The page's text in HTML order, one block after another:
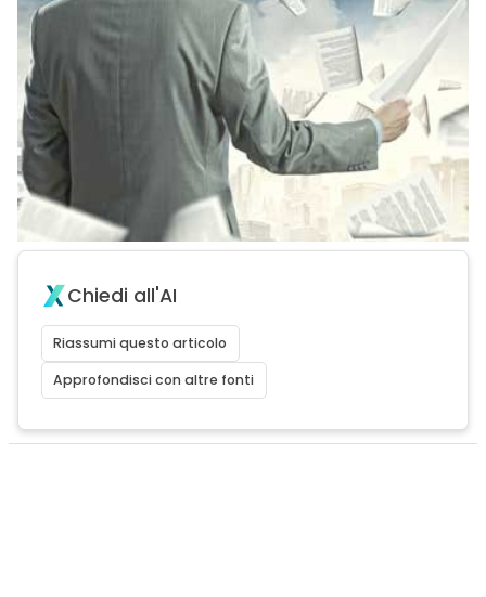
Chiedi all'AI
Riassumi questo articolo
Approfondisci con altre fonti